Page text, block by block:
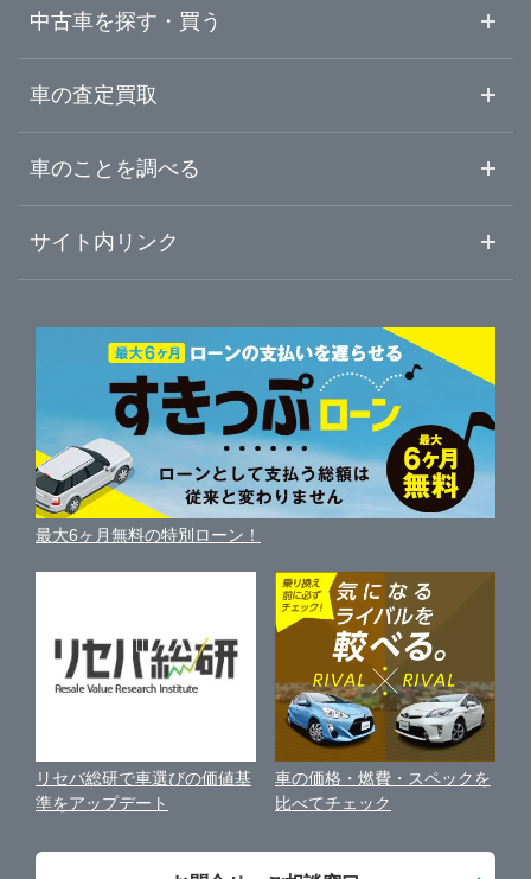
中古車を探す・買う
中古車情報・中古車検索
初めての中古車購入ガイド
中古車人気ランキング
自動車ローンを調べる
ガリバーの自動車ローン
車買い替えの基礎知識
近くのお店で車を探す
車の査定買取
車査定・車買取ならガリバー
ガリバーの査定が選ばれる理由
車を売る時よくある質問
便利な査定サービス
中古車買取相場（毎月更新）
車の個人売買ガイド
車のことを調べる
車初心者まとめ
新車・中古車カタログ
車の燃費を調べる
車種別クチコミ
車比較サイト
サイト内リンク
サイトマップ
サイトの使用条件
利用規約
保険代理店業務に関する基本方針
古物営業法に基づく表示
お客様の声
会社案内
最大6ヶ月無料の特別ローン！
リセバ総研で車選びの価値基
準をアップデート
車の価格・燃費・スペックを
比べてチェック